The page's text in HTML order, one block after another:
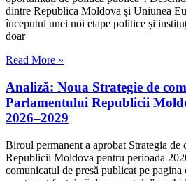
dintre Republica Moldova și Uniunea
începutul unei noi etape politice și
doar
Read More »
Analiză: Noua Strategie de
Parlamentului Republicii
2026–2029
Biroul permanent a aprobat Strategia de
Republicii Moldova pentru perioada
comunicatul de presă publicat pe